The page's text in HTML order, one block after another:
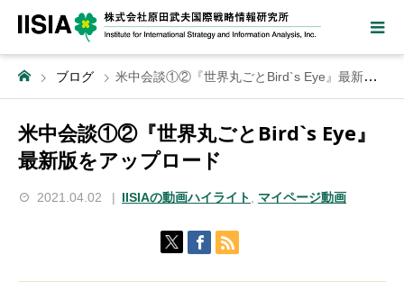
ブログ 米中会談①②『世界丸ごとBird`s Eye』最新版をアップロード
米中会談①②『世界丸ごとBird`s Eye』
最新版をアップロード
2021.04.02 IISIAの動画ハイライト マイページ動画